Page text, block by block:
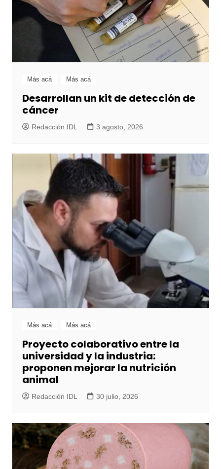
Más acá Más acá
Desarrollan un kit de detección de
cáncer
Redacción IDL 3 agosto, 2026
Más acá Más acá
Proyecto colaborativo entre la
universidad y la industria:
proponen mejorar la nutrición
animal
Redacción IDL 30 julio, 2026